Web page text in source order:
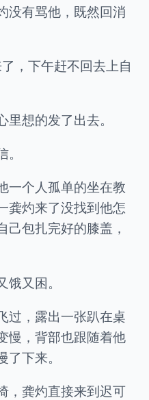
没有骂他，既然回消
，下午赶不回去上自
想的发了出去。
一个人孤单的坐在教
龚灼来了没找到他怎
己包扎完好的膝盖，
又困。
过，露出一张趴在桌
慢，背部也跟随着他
下来。
，龚灼直接来到迟可